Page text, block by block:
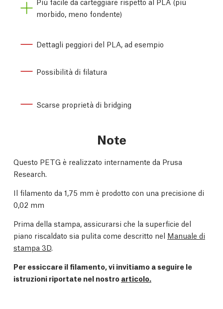
morbido, meno fondente)
Dettagli peggiori del PLA, ad esempio
Possibilità di filatura
Scarse proprietà di bridging
Note
Questo PETG è realizzato internamente da Prusa
Research.
Il filamento da 1,75 mm è prodotto con una precisione di
0,02 mm
Prima della stampa, assicurarsi che la superficie del
piano riscaldato sia pulita come descritto nel Manuale di
stampa 3D
Per essiccare il filamento, vi invitiamo a seguire le
istruzioni riportate nel nostro articolo.